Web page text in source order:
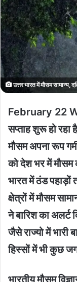
उत्तर भारत में मौसम सामान्य,
February 22
सप्ताह शुरू हो रहा
मौसम अपना रूप
को देश भर में
भारत में ठंड पहाड़ों
क्षेत्रों में मौसम
ने बारिश का
जैसे राज्यो में भारी
हिस्सों में भी कुछ
भारतीय मौसम